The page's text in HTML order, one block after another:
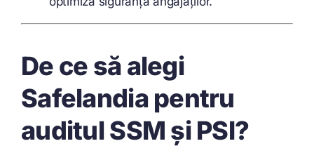
De ce să alegi
Safelandia pentru
auditul SSM și PSI?